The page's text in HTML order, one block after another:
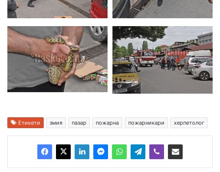
Етикети змия пазар пожарна пожарникари херпетолог